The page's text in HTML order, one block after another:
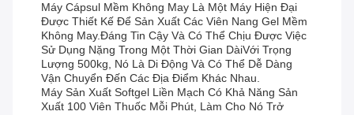
Máy Cápsul Mềm Không May Là Một Máy Hiện Đại
Được Thiết Kế Để Sản Xuất Các Viên Nang Gel Mềm
Không May.đáng Tin Cậy Và Có Thể Chịu Được Việc
Sử Dụng Nặng Trong Một Thời Gian DàiVới Trọng
Lượng 500kg, Nó Là Di Động Và Có Thể Dễ Dàng
Vận Chuyển Đến Các Địa Điểm Khác Nhau.
Máy Sản Xuất Softgel Liền Mạch Có Khả Năng Sản
Xuất 100 Viên Thuốc Mỗi Phút, Làm Cho Nó Trở